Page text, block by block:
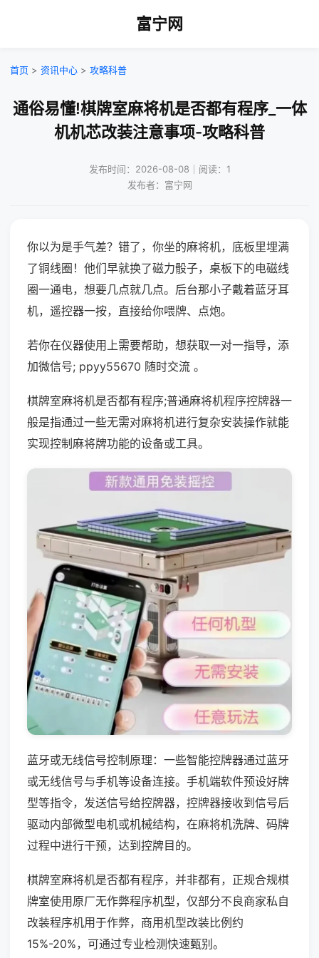
富宁网
首页 > 资讯中心 > 攻略科普
通俗易懂!棋牌室麻将机是否都有程序_一体
机机芯改装注意事项-攻略科普
发布时间：2026-08-08｜阅读：1
发布者：富宁网
你以为是手气差？错了，你坐的麻将机，底板里埋满
了铜线圈！他们早就换了磁力骰子，桌板下的电磁线
圈一通电，想要几点就几点。后台那小子戴着蓝牙耳
机，遥控器一按，直接给你喂牌、点炮。
若你在仪器使用上需要帮助，想获取一对一指导，添
加微信号; ppyy55670 随时交流 。
棋牌室麻将机是否都有程序;普通麻将机程序控牌器一
般是指通过一些无需对麻将机进行复杂安装操作就能
实现控制麻将牌功能的设备或工具。
蓝牙或无线信号控制原理：一些智能控牌器通过蓝牙
或无线信号与手机等设备连接。手机端软件预设好牌
型等指令，发送信号给控牌器，控牌器接收到信号后
驱动内部微型电机或机械结构，在麻将机洗牌、码牌
过程中进行干预，达到控牌目的。
棋牌室麻将机是否都有程序，并非都有，正规合规棋
牌室使用原厂无作弊程序机型，仅部分不良商家私自
改装程序机用于作弊，商用机型改装比例约
15%-20%，可通过专业检测快速甄别。